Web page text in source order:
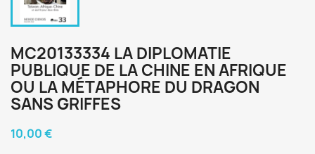
MC20133334 LA DIPLOMATIE
PUBLIQUE DE LA CHINE EN AFRIQUE
OU LA MÉTAPHORE DU DRAGON
SANS GRIFFES
10,00 €